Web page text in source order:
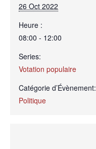
26 Oct 2022
Heure :
08:00 - 12:00
Series:
Votation populaire
Catégorie d’Évènement:
Politique